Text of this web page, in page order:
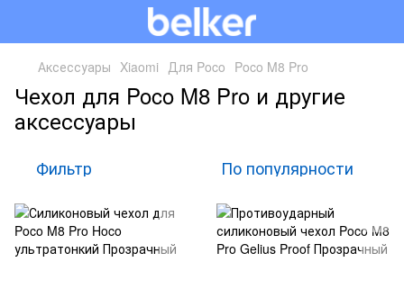
Аксессуары Xiaomi Для Poco Poco M8 Pro
Чехол для Poco M8 Pro и другие
аксессуары
Фильтр По популярности